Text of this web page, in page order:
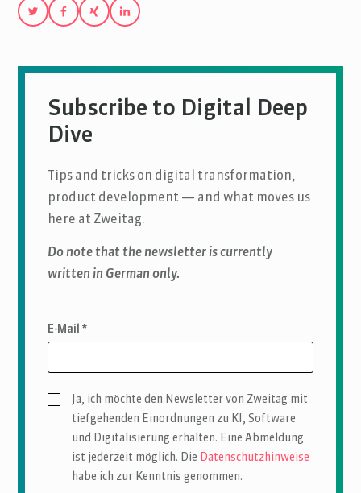
Subscribe to Digital Deep
Dive
Tips and tricks on digital transformation,
product development — and what moves us
here at Zweitag.
Do note that the newsletter is currently
written in German only.
E-Mail *
Ja, ich möchte den Newsletter von Zweitag mit
tiefgehenden Einordnungen zu KI, Software
und Digitalisierung erhalten. Eine Abmeldung
ist jederzeit möglich. Die
Datenschutzhinweise
habe ich zur Kenntnis genommen.